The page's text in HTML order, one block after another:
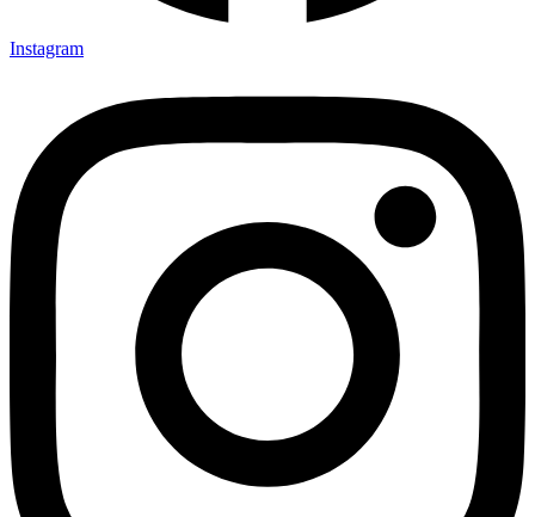
Instagram